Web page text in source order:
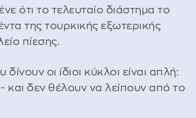
ότι το τελευταίο διάστημα το
της τουρκικής εξωτερικής
πίεσης.
οι ίδιοι κύκλοι είναι απλή:
- και δεν θέλουν να λείπουν από το